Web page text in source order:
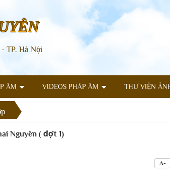
TP. Hà Nội
ÂM VIDEOS PHÁP ÂM THƯ VIỆN
Nguyên ( đợt 1)
A-